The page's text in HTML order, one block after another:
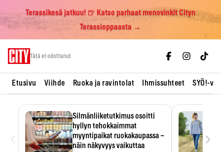
Terassikesä jatkuu! 🍺 Katso parhaat menovinkit Cityn
Terassioppaasta →
Tätä et odottanut
Etusivu Viihde Ruoka ja ravintolat Ihmissuhteet SYÖ!-
Silmänliiketutkimus osoitti
hyllyn tehokkaimmat
myyntipaikat ruokakaupassa –
näin näkyvyys vaikuttaa
›